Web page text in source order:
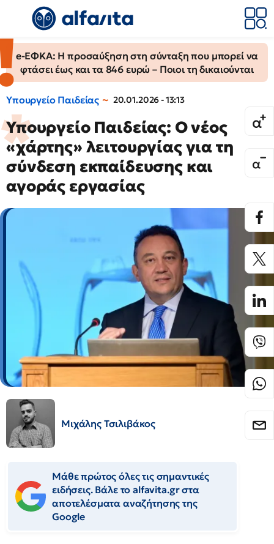
e-ΕΦΚΑ: Η προσαύξηση στη σύνταξη που μπορεί να
φτάσει έως και τα 846 ευρώ – Ποιοι τη δικαιούνται
Υπουργείο Παιδείας 20.01.2026 - 13:13
Υπουργείο Παιδείας: Ο νέος
«χάρτης» λειτουργίας για τη
σύνδεση εκπαίδευσης και
αγοράς εργασίας
Μιχάλης Τσιλιβάκος
Μάθε πρώτος όλες τις σημαντικές
ειδήσεις. Βάλε το alfavita.gr στα
αποτελέσματα αναζήτησης της
Google